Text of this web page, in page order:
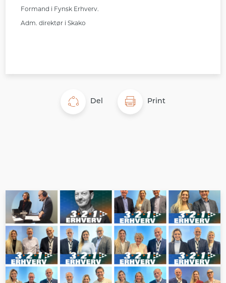
Formand i Fynsk Erhverv.
Adm. direktør i Skako
Del Print